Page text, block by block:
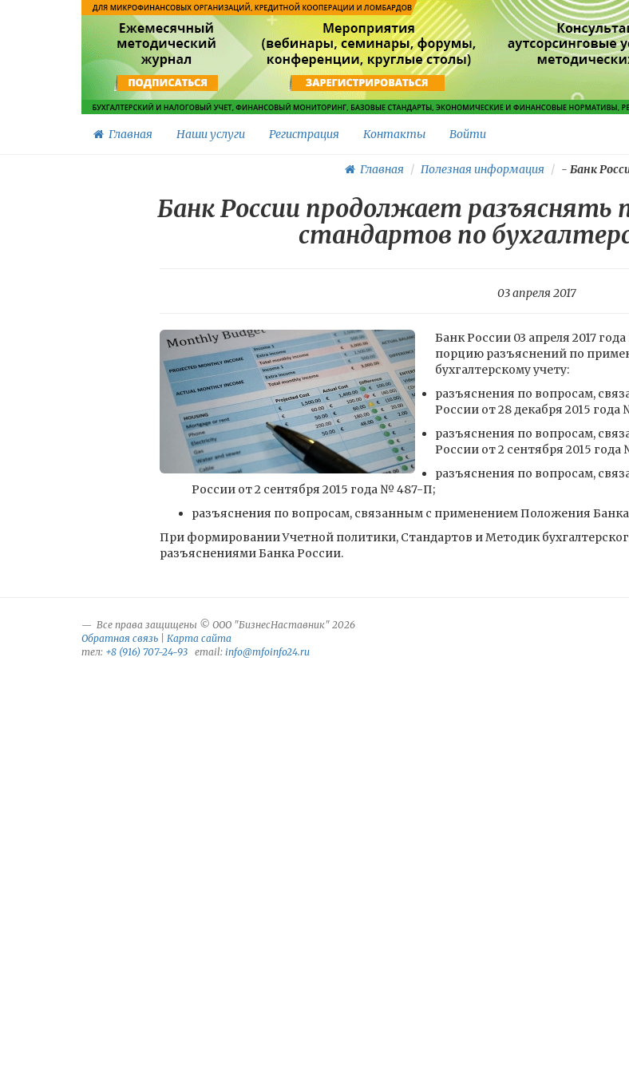
Главная Наши услуги Регистрация Контакты Войти
Главная Полезная информация - Банк
Банк России продолжает разъяснять
стандартов по
03 апреля 2017
Банк России 03 апреля 2017
порцию разъяснений по
бухгалтерскому учету:
разъяснения по вопросам,
России от 28 декабря 2015
разъяснения по вопросам,
России от 2 сентября 2015
разъяснения по вопросам,
России от 2 сентября 2015 года № 487-П;
разъяснения по вопросам, связанным с применением Положения
При формировании Учетной политики, Стандартов и Методик
разъяснениями Банка России.
Все права защищены © ООО "БизнесНаставник" 2026
Обратная связь
Карта сайта
тел: +8 (916) 707-24-93 email: info@mfoinfo24.ru